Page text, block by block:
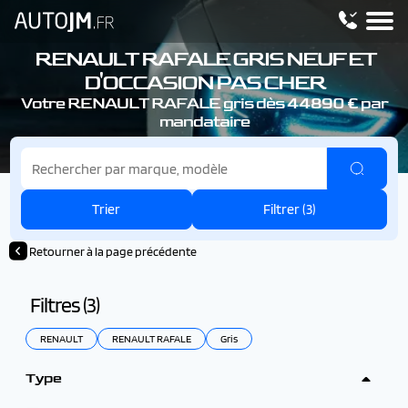
RENAULT RAFALEGRIS NEUF ET
D'OCCASION PAS CHER
Votre RENAULT RAFALEgris dès 44890 € par
mandataire
Trier Filtrer (3)
Retourner à la page précédente
Filtres (3)
RENAULT RENAULT RAFALE Gris
Type